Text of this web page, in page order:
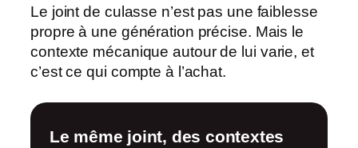
Le joint de culasse n’est pas une faiblesse
propre à une génération précise. Mais le
contexte mécanique autour de lui varie, et
c’est ce qui compte à l’achat.
Le même joint, des contextes